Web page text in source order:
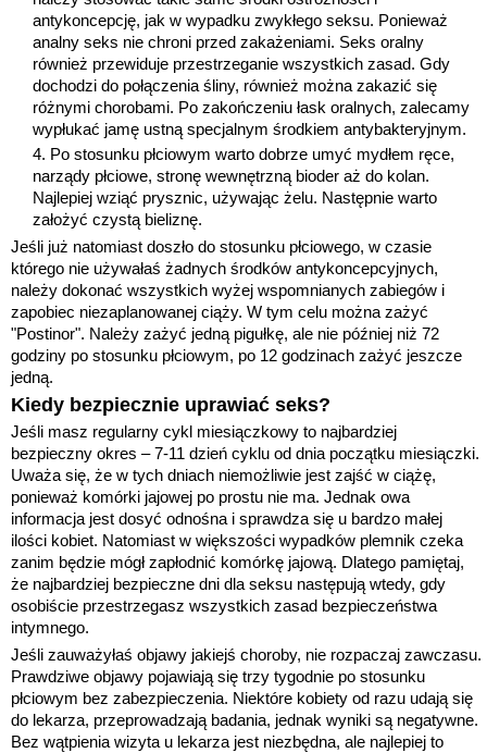
antykoncepcję, jak w wypadku zwykłego seksu. Ponieważ
analny seks nie chroni przed zakażeniami. Seks oralny
również przewiduje przestrzeganie wszystkich zasad. Gdy
dochodzi do połączenia śliny, również można zakazić się
różnymi chorobami. Po zakończeniu łask oralnych, zalecamy
wypłukać jamę ustną specjalnym środkiem antybakteryjnym.
Po stosunku płciowym warto dobrze umyć mydłem ręce,
narządy płciowe, stronę wewnętrzną bioder aż do kolan.
Najlepiej wziąć prysznic, używając żelu. Następnie warto
założyć czystą bieliznę.
Jeśli już natomiast doszło do stosunku płciowego, w czasie
którego nie używałaś żadnych środków antykoncepcyjnych,
należy dokonać wszystkich wyżej wspomnianych zabiegów i
zapobiec niezaplanowanej ciąży. W tym celu można zażyć
"Postinor". Należy zażyć jedną pigułkę, ale nie później niż 72
godziny po stosunku płciowym, po 12 godzinach zażyć jeszcze
jedną.
Kiedy bezpiecznie uprawiać seks?
Jeśli masz regularny cykl miesiączkowy to najbardziej
bezpieczny okres – 7-11 dzień cyklu od dnia początku miesiączki.
Uważa się, że w tych dniach niemożliwie jest zajść w ciążę,
ponieważ komórki jajowej po prostu nie ma. Jednak owa
informacja jest dosyć odnośna i sprawdza się u bardzo małej
ilości kobiet. Natomiast w większości wypadków plemnik czeka
zanim będzie mógł zapłodnić komórkę jajową. Dlatego pamiętaj,
że najbardziej bezpieczne dni dla seksu następują wtedy, gdy
osobiście przestrzegasz wszystkich zasad bezpieczeństwa
intymnego.
Jeśli zauważyłaś objawy jakiejś choroby, nie rozpaczaj zawczasu.
Prawdziwe objawy pojawiają się trzy tygodnie po stosunku
płciowym bez zabezpieczenia. Niektóre kobiety od razu udają się
do lekarza, przeprowadzają badania, jednak wyniki są negatywne.
Bez wątpienia wizyta u lekarza jest niezbędna, ale najlepiej to